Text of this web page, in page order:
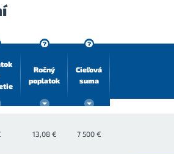
Ročný
poplatok
Cieľová
suma
13,08 € 7 500 €